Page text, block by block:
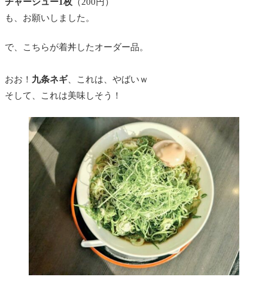
も、お願いしました。
で、こちらが着丼したオーダー品。
おお！ 九条ネギ、これは、やばいｗ
そして、これは美味しそう！